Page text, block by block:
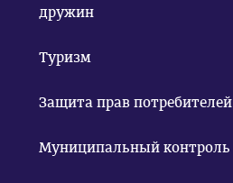
дружин
Туризм
Защита прав потребителей
Муниципальный контроль